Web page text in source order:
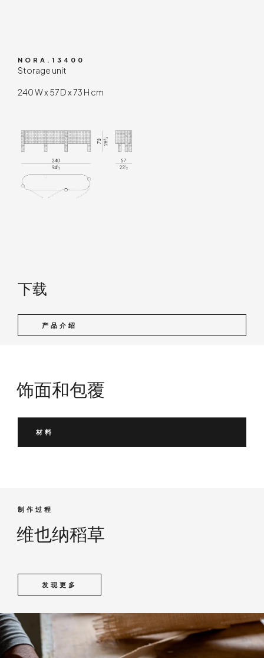
NORA.13400
Storage unit
240 W x 57 D x 73 H cm
下载
产品介绍
饰面和包覆
材料
制作过程
维也纳稻草
发现更多